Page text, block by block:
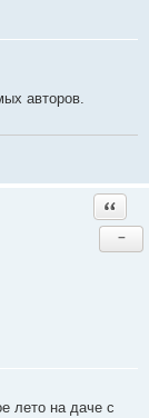
авторов.
−
лето на даче с